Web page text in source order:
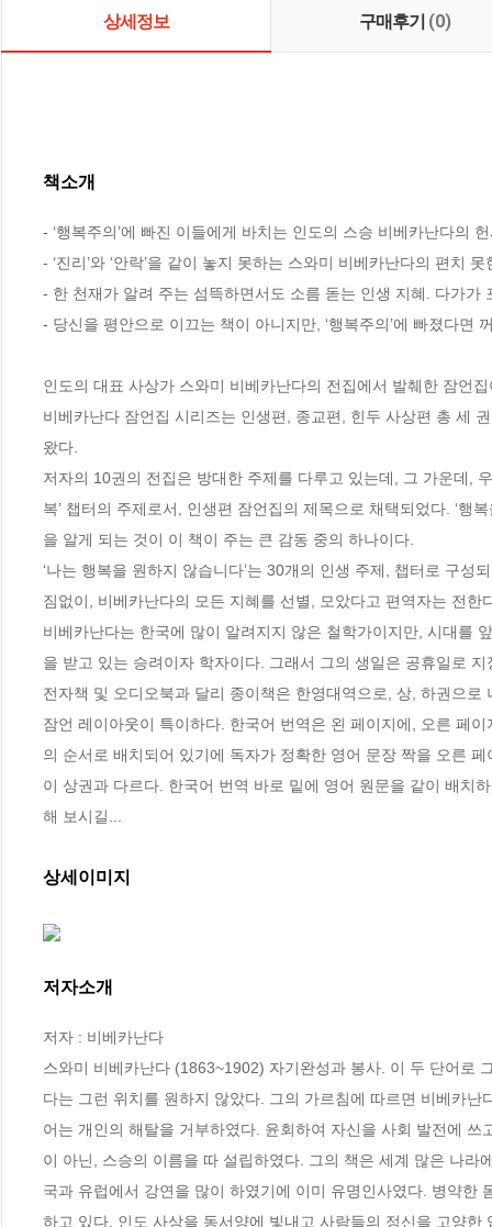
상세정보 구매후기 (0)
책소개
- ‘행복주의’에 빠진 이들에게 바치는 인도의 스승 비베카난다의
- ‘진리’와 ‘안락’을 같이 놓지 못하는 스와미 비베카난다의 편치
- 한 천재가 알려 주는 섬뜩하면서도 소름 돋는 인생 지혜. 다가
- 당신을 평안으로 이끄는 책이 아니지만, ‘행복주의’에 빠졌다면
인도의 대표 사상가 스와미 비베카난다의 전집에서 발췌한 잠언
비베카난다 잠언집 시리즈는 인생편, 종교편, 힌두 사상편 총 세
왔다.
저자의 10권의 전집은 방대한 주제를 다루고 있는데, 그 가운데,
복’ 챕터의 주제로서, 인생편 잠언집의 제목으로 채택되었다. ‘행
을 알게 되는 것이 이 책이 주는 큰 감동 중의 하나이다.
‘나는 행복을 원하지 않습니다’는 30개의 인생 주제, 챕터로 구
짐없이, 비베카난다의 모든 지혜를 선별, 모았다고 편역자는 전한
비베카난다는 한국에 많이 알려지지 않은 철학가이지만, 시대를
을 받고 있는 승려이자 학자이다. 그래서 그의 생일은 공휴일로
전자책 및 오디오북과 달리 종이책은 한영대역으로, 상, 하권으
잠언 레이아웃이 특이하다. 한국어 번역은 왼 페이지에, 오른 페
의 순서로 배치되어 있기에 독자가 정확한 영어 문장 짝을 오른
이 상권과 다르다. 한국어 번역 바로 밑에 영어 원문을 같이 배치
해 보시길...
상세이미지
저자소개
저자 : 비베카난다
스와미 비베카난다 (1863~1902) 자기완성과 봉사. 이 두 단어로
다는 그런 위치를 원하지 않았다. 그의 가르침에 따르면 비베카
어는 개인의 해탈을 거부하였다. 윤회하여 자신을 사회 발전에
이 아닌, 스승의 이름을 따 설립하였다. 그의 책은 세계 많은 나
국과 유럽에서 강연을 많이 하였기에 이미 유명인사였다. 병약한
하고 있다. 인도 사상을 동서양에 빛내고 사람들의 정신을 고양